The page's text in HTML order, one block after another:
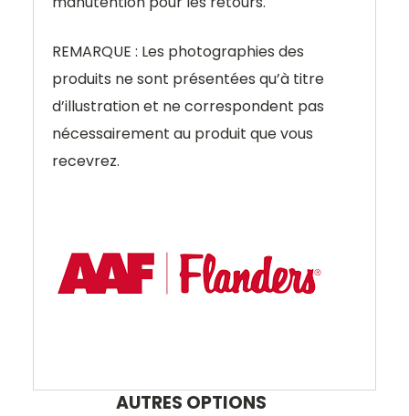
REMARQUE : Les photographies des
produits ne sont présentées qu’à titre
d’illustration et ne correspondent pas
nécessairement au produit que vous
recevrez.
AUTRES OPTIONS